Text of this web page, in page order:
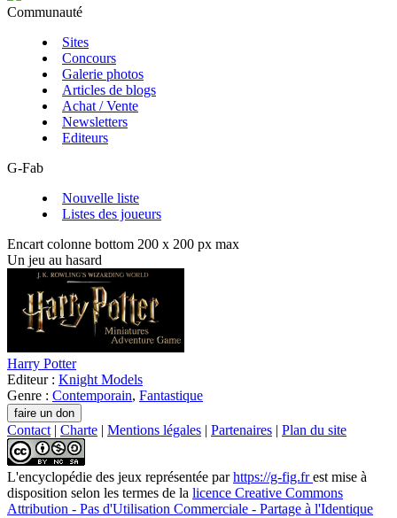
Communauté
Sites
Concours
Galerie photos
Articles de blogs
Achat / Vente
Newsletters
Editeurs
G-Fab
Nouvelle liste
Listes des joueurs
Encart colonne bottom 200 x 200 px max
Un jeu au hasard
Harry Potter
Editeur : Knight Models
Genre : Contemporain, Fantastique
Contact | Charte | Mentions légales | Partenaires | Plan du site
L'encyclopédie des jeux représentée parhttps://g-fig.frest mise à
disposition selon les termes de la licence Creative Commons
Attribution - Pas d'Utilisation Commerciale - Partage à l'Identique